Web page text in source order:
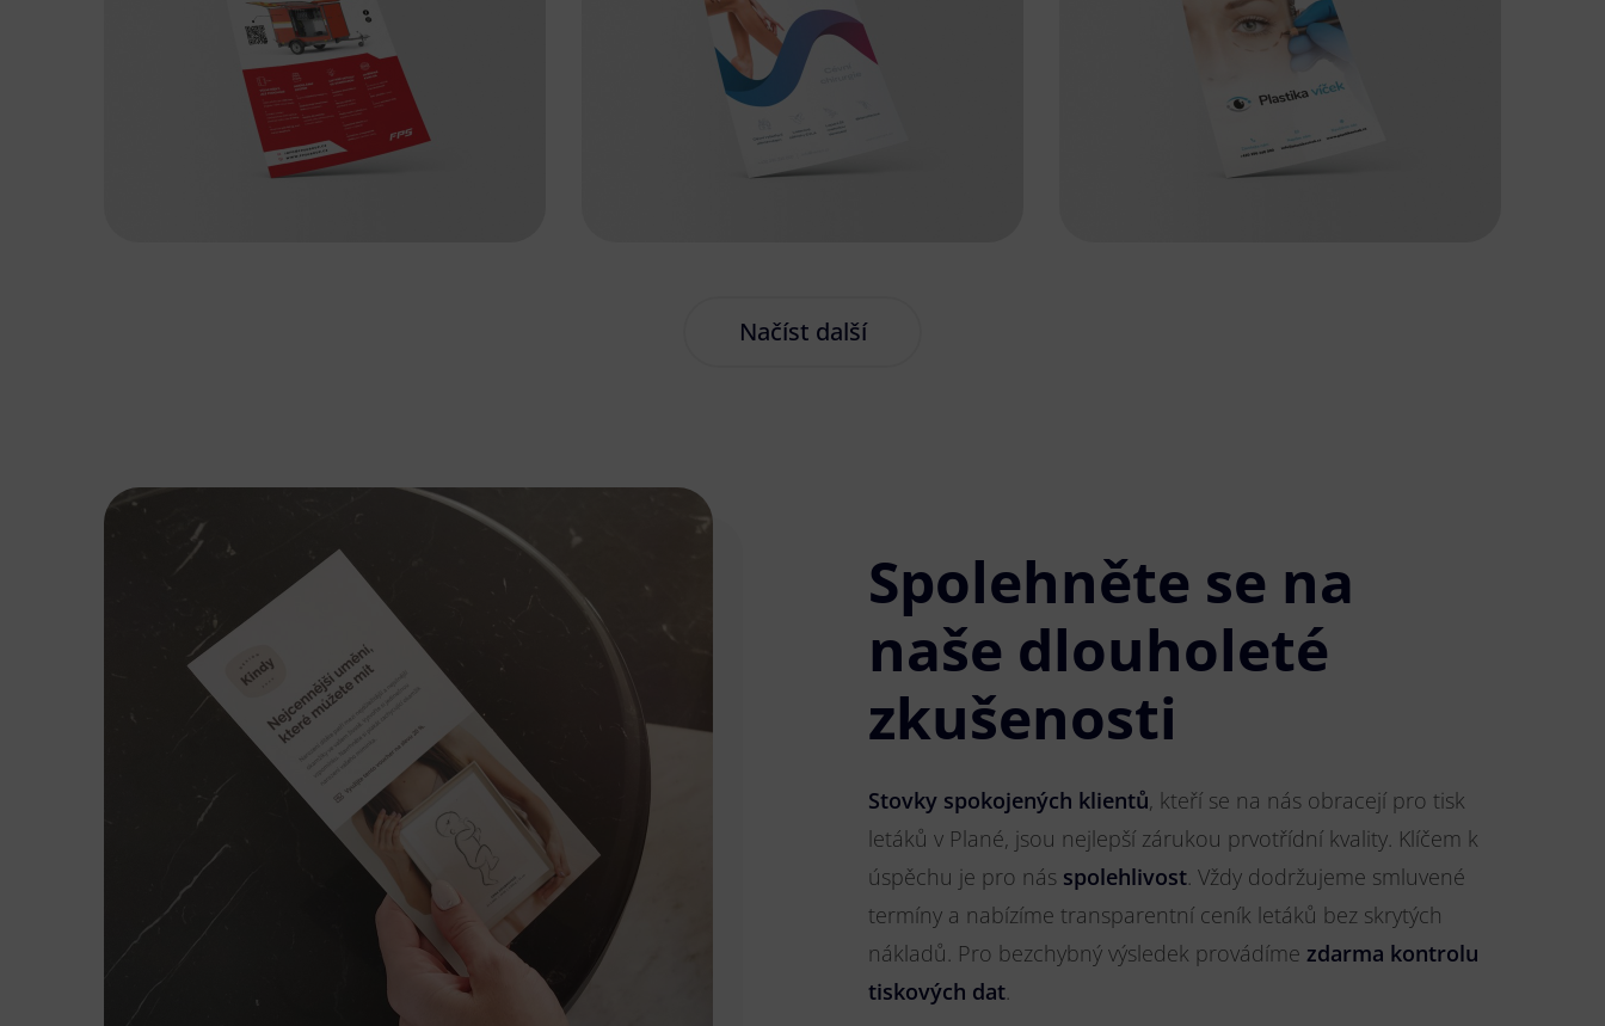
Načíst další
Spolehněte se na
naše dlouholeté
zkušenosti
Stovky spokojených klientů, kteří se na nás obracejí pro tisk
letáků v Plané, jsou nejlepší zárukou prvotřídní kvality. Klíčem k
úspěchu je pro nás spolehlivost. Vždy dodržujeme smluvené
termíny a nabízíme transparentní ceník letáků bez skrytých
nákladů. Pro bezchybný výsledek provádíme zdarma kontrolu
tiskových dat.